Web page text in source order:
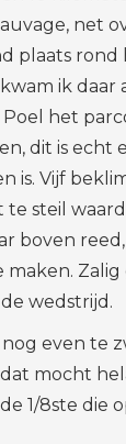
net
plaats rond
ik daar
Poel het
dit is echt
is. Vijf
te steil
boven
wedstrijd.
even te
mocht
1/8ste die